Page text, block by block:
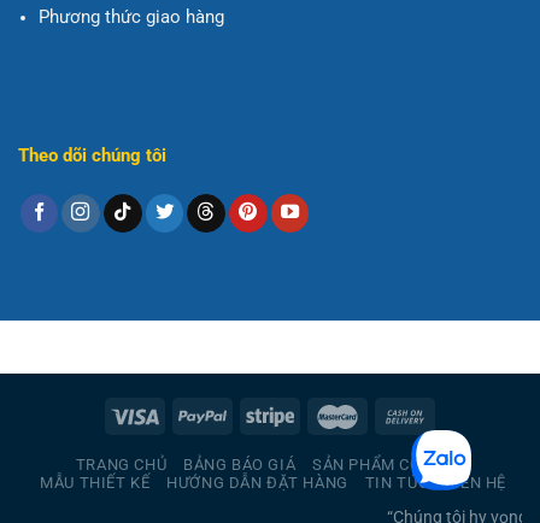
Phương thức giao hàng
Theo dõi chúng tôi
TRANG CHỦ BẢNG BÁO GIÁ
SẢN PHẨM CÓ SẴN
MẪU THIẾT KẾ
HƯỚNG DẪN ĐẶT HÀNG TIN TỨC LIÊN HỆ
“Chúng tôi hy vọng